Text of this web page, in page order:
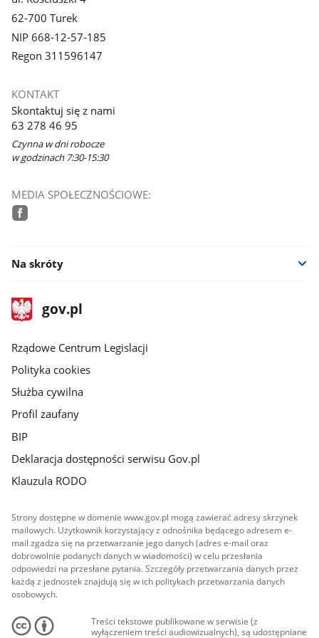
62-700 Turek
NIP 668-12-57-185
Regon 311596147
KONTAKT
Skontaktuj się z nami
63 278 46 95
Czynna w dni robocze
w godzinach 7:30-15:30
MEDIA SPOŁECZNOŚCIOWE:
Na skróty
stopka
gov.plStrona
gov.pl
Rządowe Centrum Legislacji
Polityka cookies
Służba cywilna
Profil zaufany
BIP
Deklaracja dostępności serwisu Gov.pl
Klauzula RODO
Strony dostępne w domenie www.gov.pl mogą zawierać adresy skrzynek
mailowych. Użytkownik korzystający z odnośnika będącego adresem e-
mail zgadza się na przetwarzanie jego danych (adres e-mail oraz
dobrowolnie podanych danych w wiadomości) w celu przesłania
odpowiedzi na przesłane pytania. Szczegóły przetwarzania danych przez
każdą z jednostek znajdują się w ich politykach przetwarzania danych
osobowych.
Treści tekstowe publikowane w serwisie (z
wyłączeniem treści audiowizualnych), są udostępniane